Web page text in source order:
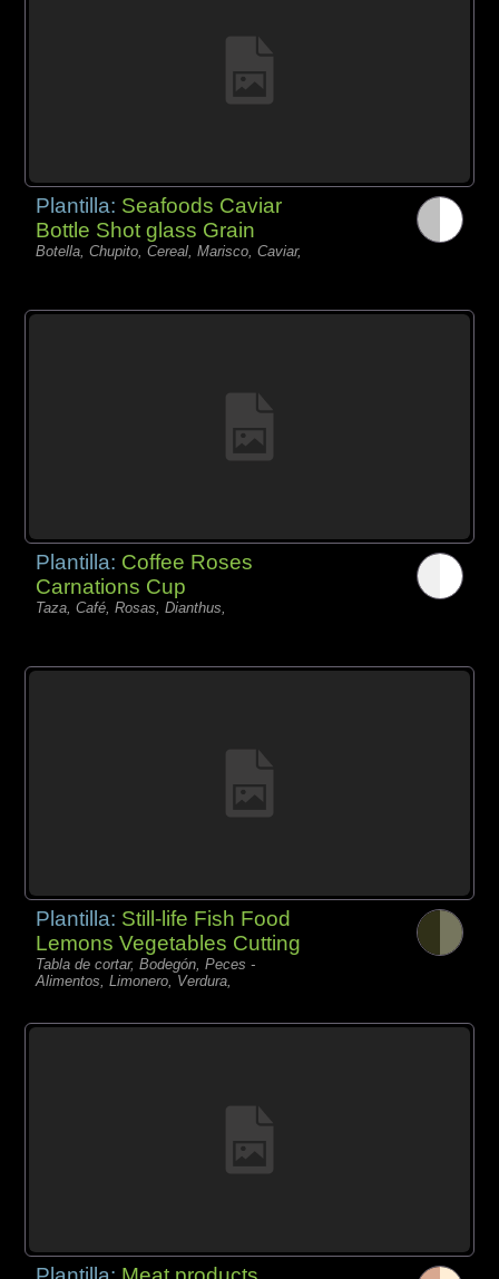
Plantilla: Seafoods Caviar
Bottle Shot glass Grain
Botella, Chupito, Cereal, Marisco, Caviar,
Plantilla: Coffee Roses
Carnations Cup
Taza, Café, Rosas, Dianthus,
Plantilla: Still-life Fish Food
Lemons Vegetables Cutting
Tabla de cortar, Bodegón, Peces -
Alimentos, Limonero, Verdura,